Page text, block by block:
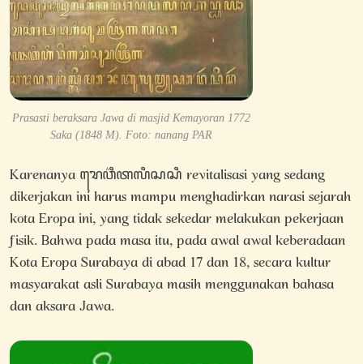
Prasasti beraksara Jawa di masjid Kemayoran 1772
Saka (1848 M). Foto: nanang PAR
Karenanya ꦫꦺꦮ꦳ꦶꦠꦭꦶꦱꦱꦶ revitalisasi yang sedang
dikerjakan ini harus mampu menghadirkan narasi sejarah
kota Eropa ini, yang tidak sekedar melakukan pekerjaan
fisik. Bahwa pada masa itu, pada awal awal keberadaan
Kota Eropa Surabaya di abad 17 dan 18, secara kultur
masyarakat asli Surabaya masih menggunakan bahasa
dan aksara Jawa.